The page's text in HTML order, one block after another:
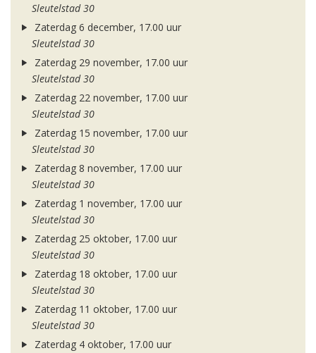
Sleutelstad 30
Zaterdag 6 december, 17.00 uur
Sleutelstad 30
Zaterdag 29 november, 17.00 uur
Sleutelstad 30
Zaterdag 22 november, 17.00 uur
Sleutelstad 30
Zaterdag 15 november, 17.00 uur
Sleutelstad 30
Zaterdag 8 november, 17.00 uur
Sleutelstad 30
Zaterdag 1 november, 17.00 uur
Sleutelstad 30
Zaterdag 25 oktober, 17.00 uur
Sleutelstad 30
Zaterdag 18 oktober, 17.00 uur
Sleutelstad 30
Zaterdag 11 oktober, 17.00 uur
Sleutelstad 30
Zaterdag 4 oktober, 17.00 uur